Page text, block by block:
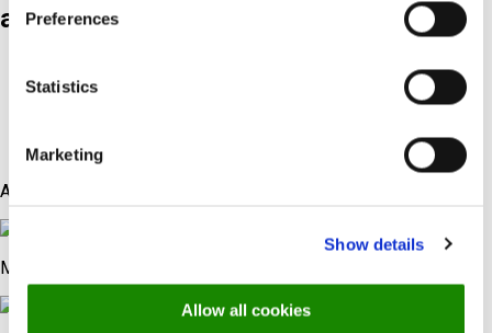
Preferences
Statistics
Marketing
Show details
Allow all cookies
avulla voit tavoittaa....
20.000+ sosiaalisen median seuraajaa
Asiantuntijamme
Mads